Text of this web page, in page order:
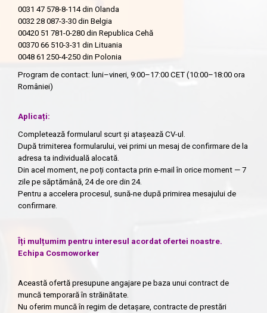
0031 47 578-8-114din Olanda
0032 28 087-3-30 din Belgia
00420 51 781-0-280 din Republica Cehă
00370 66 510-3-31 din Lituania
0048 61 250-4-250 din Polonia
Program de contact: luni–vineri, 9:00–17:00 CET (10:00–18:00 ora
României)
Aplicați:
Completează formularul scurt și atașează CV-ul.
După trimiterea formularului, vei primi un mesaj de confirmare de la
adresa ta individuală alocată.
Din acel moment, ne poți contacta prin e-mail în orice moment — 7
zile pe săptămână, 24 de ore din 24.
Pentru a accelera procesul, sună-ne după primirea mesajului de
confirmare.
Îți mulțumim pentru interesul acordat ofertei noastre.
Echipa Cosmoworker
Această ofertă presupune angajare pe baza unui contract de
muncă temporară în străinătate.
Nu oferim muncă în regim de detașare, contracte de prestări